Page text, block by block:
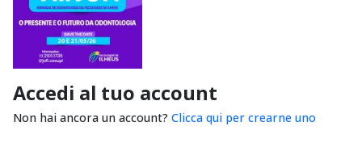
Accedi al tuo account
Non hai ancora un account? Clicca qui per crearne uno